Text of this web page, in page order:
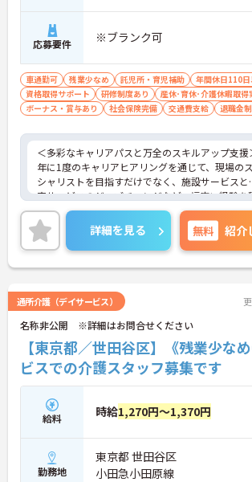
的な役割拡大やリーダー職への挑戦を目指せます
【残業の少なさと柔軟な支援制度で介護福祉士とし
て長く働き続けられます】
・残業は月平均10時間程度に抑えられておりワ
ライフバランスを保ちながら勤務できます
応募要件 ※ブランク可
車通勤可 残業少なめ 託児所・育児補助 年間休日110
資格取得サポート
研修制度あり
産休･育休･介護休暇取得
ボーナス・賞与あり
社会保険完備 交通費支給 退職金
＜多彩なキャリアパスと万全のスキルアップ支援
年に1度のキャリアヒアリングを通じて、現場の
シャリストを目指すだけでなく、施設サービスと
宅サービスのジョブチェンジなど、幅広い経験を
むことが可能です。
＜プライベートも充実させる嬉しい福利厚生＞仕事
の疲れを癒やすための制度も充実しています。各
のレジャー施設や宿泊が最大80％オフになる優
度や、勤続5年ごとの「特別連続有給休暇（5日
休110日に加え、独自の休暇制度もしっかり整っ
いるため、オンオフのメリハリをつけて働けます。
詳細を見る 無料 紹介
通所介護（デイサービス）
名称非公開 ※詳細はお問合せください
【東京都／世田谷区】《残業少な
ビスでの介護スタッフ募集です
給料 時給1,270円～1,370円
勤務地
東京都 世田谷区
小田急小田原線